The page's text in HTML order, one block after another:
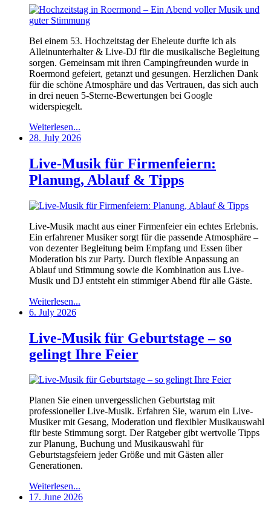
Bei einem 53. Hochzeitstag der Eheleute durfte ich als
Alleinunterhalter & Live-DJ für die musikalische Begleitung
sorgen. Gemeinsam mit ihren Campingfreunden wurde in
Roermond gefeiert, getanzt und gesungen. Herzlichen Dank
für die schöne Atmosphäre und das Vertrauen, das sich auch
in drei neuen 5-Sterne-Bewertungen bei Google
widerspiegelt.
Weiterlesen...
28. July 2026
Live-Musik für Firmenfeiern:
Planung, Ablauf & Tipps
Live-Musik macht aus einer Firmenfeier ein echtes Erlebnis.
Ein erfahrener Musiker sorgt für die passende Atmosphäre –
von dezenter Begleitung beim Empfang und Essen über
Moderation bis zur Party. Durch flexible Anpassung an
Ablauf und Stimmung sowie die Kombination aus Live-
Musik und DJ entsteht ein stimmiger Abend für alle Gäste.
Weiterlesen...
6. July 2026
Live-Musik für Geburtstage – so
gelingt Ihre Feier
Planen Sie einen unvergesslichen Geburtstag mit
professioneller Live-Musik. Erfahren Sie, warum ein Live-
Musiker mit Gesang, Moderation und flexibler Musikauswahl
für beste Stimmung sorgt. Der Ratgeber gibt wertvolle Tipps
zur Planung, Buchung und Musikauswahl für
Geburtstagsfeiern jeder Größe und mit Gästen aller
Generationen.
Weiterlesen...
17. June 2026